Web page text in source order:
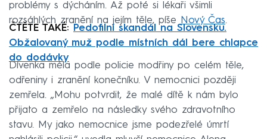
problémy s dýcháním. Až poté si lékaři všimli
rozsáhlých zranění na jejím těle, píše
Nový Čas.
ČTĚTE TAKÉ:
Pedofilní skandál na Slovensku.
Obžalovaný muž podle místních dál bere chlapce
do dodávky
Dívenka měla podle policie modřiny po celém těle,
odřeniny i zranění konečníku. V nemocnici později
zemřela. „Mohu potvrdit, že malé dítě k nám bylo
přijato a zemřelo na následky svého zdravotního
stavu. My jako nemocnice jsme podezřelé úmrtí